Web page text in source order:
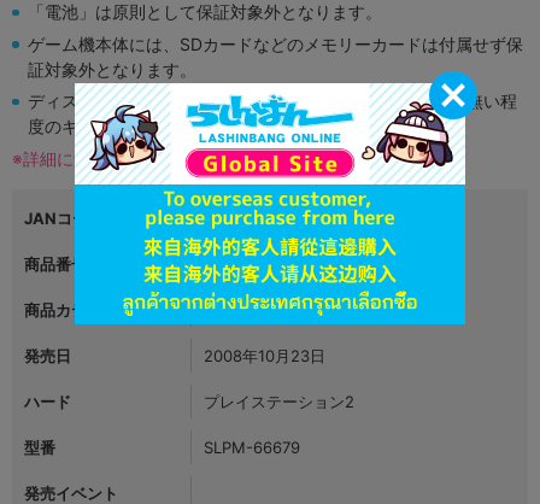
「電池」は原則として保証対象外となります。
ゲーム機本体には、SDカードなどのメモリーカードは付属せず保
証対象外となります。
ディスク類の読み取り面のキズに関しまして再生に支障が無い程
度のキズがある場合がございます。
※詳細につきましてはコチラ
JANコード 4984995900384
商品番号 L00146070
商品カテゴリ ゲーム
発売日 2008年10月23日
ハード プレイステーション2
型番 SLPM-66679
発売イベント